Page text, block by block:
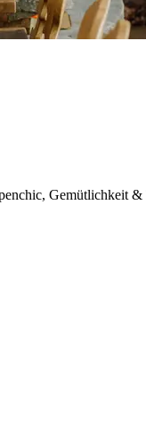
Gemütlichkeit